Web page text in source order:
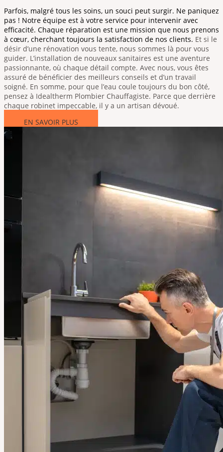
Parfois, malgré tous les soins, un souci peut surgir. Ne paniquez
pas ! Notre équipe est à votre service pour intervenir avec
efficacité. Chaque réparation est une mission que nous prenons
à cœur, cherchant toujours la satisfaction de nos clients. Et si le
désir d’une rénovation vous tente, nous sommes là pour vous
guider. L’installation de nouveaux sanitaires est une aventure
passionnante, où chaque détail compte. Avec nous, vous êtes
assuré de bénéficier des meilleurs conseils et d’un travail
soigné. En somme, pour que l’eau coule toujours du bon côté,
pensez à Idealtherm Plombier Chauffagiste. Parce que derrière
chaque robinet impeccable, il y a un artisan dévoué.
EN SAVOIR PLUS